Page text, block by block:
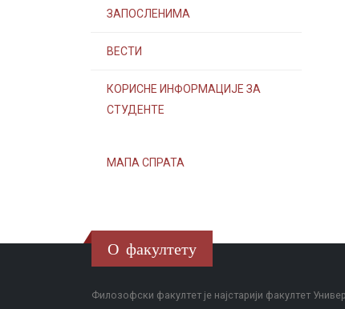
ЗАПОСЛЕНИМА
ВЕСТИ
КОРИСНЕ ИНФОРМАЦИЈЕ ЗА
СТУДЕНТЕ
МАПА СПРАТА
О факултету
Филозофски факултет је најстарији факултет